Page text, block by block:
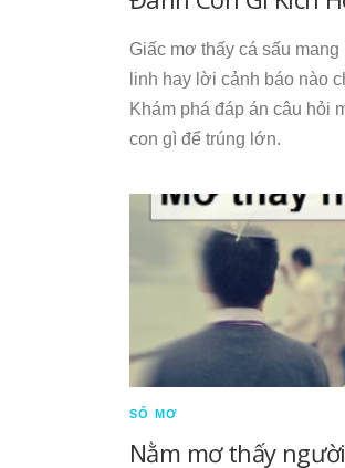
Giấc mơ thấy cá sấu
linh hay lời cảnh báo nào
Khám phá đáp án câu hỏi
con gì để trúng lớn.
SỔ MƠ
Nằm mơ thấy